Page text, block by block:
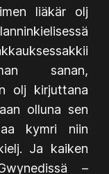
liäkär olj
sanan,
olj kirjuttana
olluna sen
kymri niin
Ja kaiken
–